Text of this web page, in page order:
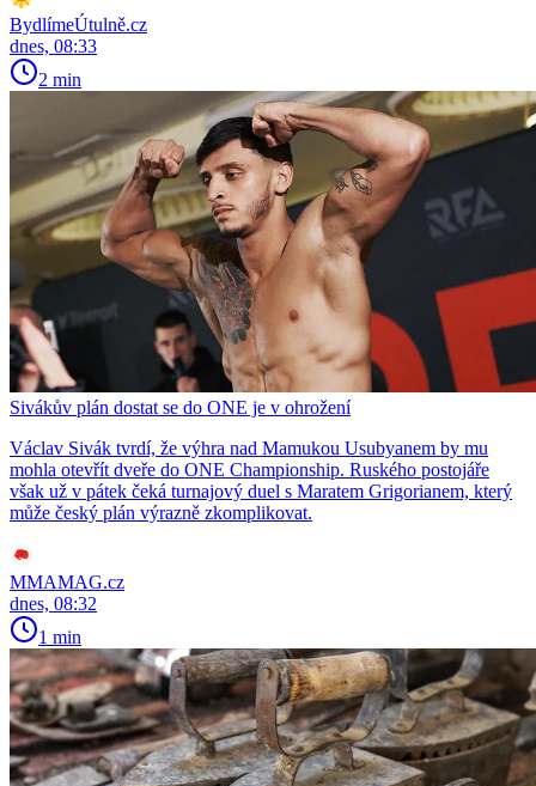
BydlímeÚtulně.cz
dnes, 08:33
2 min
Sivákův plán dostat se do ONE je v ohrožení
Václav Sivák tvrdí, že výhra nad Mamukou Usubyanem by mu
mohla otevřít dveře do ONE Championship. Ruského postojáře
však už v pátek čeká turnajový duel s Maratem Grigorianem, který
může český plán výrazně zkomplikovat.
MMAMAG.cz
dnes, 08:32
1 min